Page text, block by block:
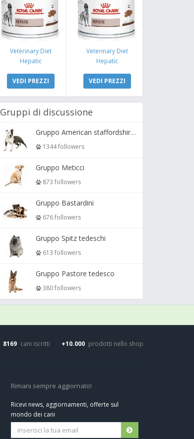
Veterinary Diet
Hepatic
VEDI PREZZI
Veterinary Diet
Hepatic
VEDI PREZZI
Gruppi di discussione
Gruppo American staffordshire terrier ( amstaff, amastaff )
1344 followers
Gruppo Meticci
873 followers
Gruppo Bastardini
676 followers
Gruppo Spitz tedeschi
613 followers
Gruppo Pastore tedesco
380 followers
8169 cani iscritti +10.000 prodotti nello shop
Rimani sempre aggiornato!
Ricevi news, aggiornamenti, offerte sul
mondo dei cani